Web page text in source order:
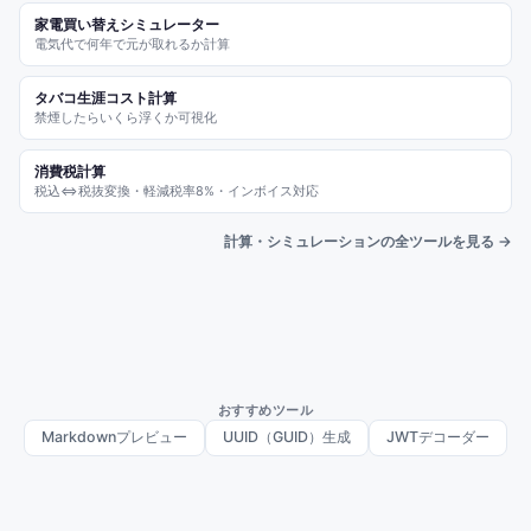
家電買い替えシミュレーター
電気代で何年で元が取れるか計算
タバコ生涯コスト計算
禁煙したらいくら浮くか可視化
消費税計算
税込⇔税抜変換・軽減税率8%・インボイス対応
計算・シミュレーションの全ツールを見る →
おすすめツール
Markdownプレビュー UUID（GUID）生成 JWTデコーダー